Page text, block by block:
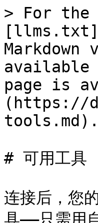
> For the
available
page is
(https://
tools.md).
# 可用工具
连接后，您
具——只需用